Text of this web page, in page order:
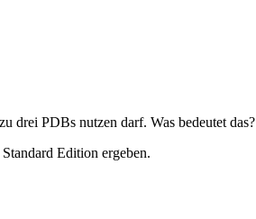
drei PDBs nutzen darf. Was bedeutet das?
Edition ergeben.